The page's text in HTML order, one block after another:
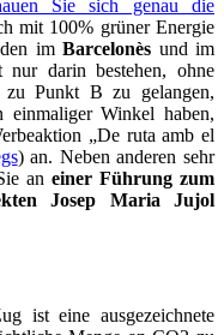
Sie sich genau die
mit 100% grüner Energie
imBarcelonès und im
darin bestehen, ohne
zu Punkt B zu gelangen,
Winkel haben,
„De ruta amb el
) an. Neben anderen sehr
an einer Führung zum
Josep Maria Jujol
ist eine ausgezeichnete